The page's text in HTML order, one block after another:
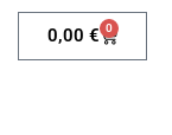
0,00€ 0
Carrello